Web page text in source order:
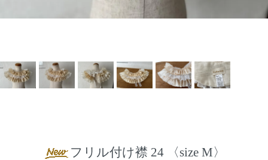
フリル付け襟 24 〈size M〉